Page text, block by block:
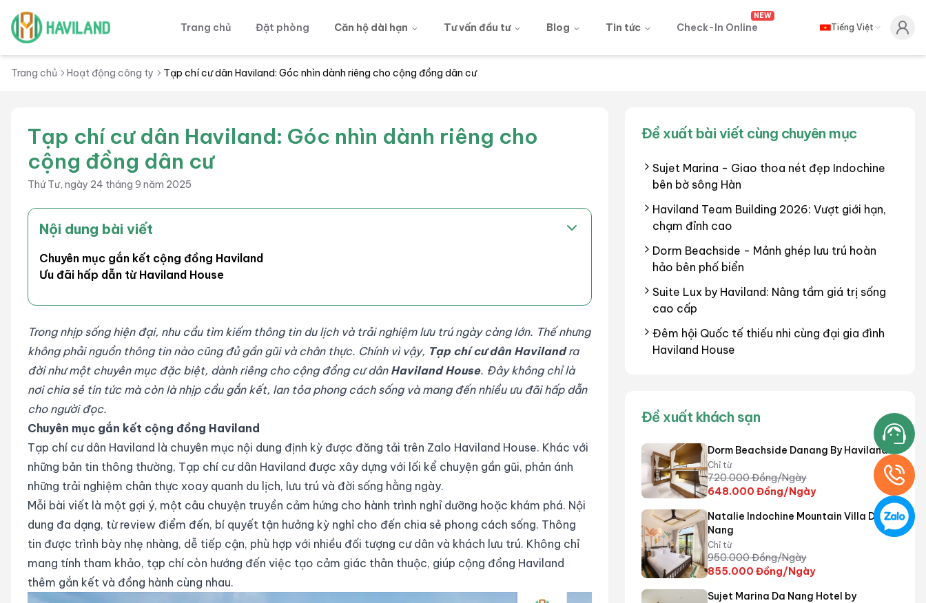
Haviland
Trang chủ Đặt phòng Căn hộ dài hạn Tư vấn đầu tư Blog Tin tức Check-In Online
NEW
Tiếng Việt
Trang chủ Hoạt động công ty Tạp chí cư dân Haviland: Góc nhìn dành riêng cho cộng đồng dân cư
Tạp chí cư dân Haviland: Góc nhìn dành riêng cho
cộng đồng dân cư
Thứ Tư, ngày 24 tháng 9 năm 2025
Nội dung bài viết
Chuyên mục gắn kết cộng đồng Haviland
Ưu đãi hấp dẫn từ Haviland House
Trong nhịp sống hiện đại, nhu cầu tìm kiếm thông tin du lịch và trải nghiệm lưu trú ngày càng lớn. Thế nhưng
không phải nguồn thông tin nào cũng đủ gần gũi và chân thực. Chính vì vậy, Tạp chí cư dân Havilandra
đời như một chuyên mục đặc biệt, dành riêng cho cộng đồng cư dân Haviland House. Đây không chỉ là
nơi chia sẻ tin tức mà còn là nhịp cầu gắn kết, lan tỏa phong cách sống và mang đến nhiều ưu đãi hấp dẫn
cho người đọc.
Chuyên mục gắn kết cộng đồng Haviland
Tạp chí cư dân Haviland là chuyên mục nội dung định kỳ được đăng tải trên Zalo Haviland House. Khác với
những bản tin thông thường, Tạp chí cư dân Haviland được xây dựng với lối kể chuyện gần gũi, phản ánh
những trải nghiệm chân thực xoay quanh du lịch, lưu trú và đời sống hằng ngày.
Mỗi bài viết là một gợi ý, một câu chuyện truyền cảm hứng cho hành trình nghỉ dưỡng hoặc khám phá. Nội
dung đa dạng, từ review điểm đến, bí quyết tận hưởng kỳ nghỉ cho đến chia sẻ phong cách sống. Thông
tin được trình bày nhẹ nhàng, dễ tiếp cận, phù hợp với nhiều đối tượng cư dân và khách lưu trú. Không chỉ
mang tính tham khảo, tạp chí còn hướng đến việc tạo cảm giác thân thuộc, giúp cộng đồng Haviland
thêm gắn kết và đồng hành cùng nhau.
Đề xuất bài viết cùng chuyên mục
Sujet Marina - Giao thoa nét đẹp Indochine
bên bờ sông Hàn
Haviland Team Building 2026: Vượt giới hạn,
chạm đỉnh cao
Dorm Beachside - Mảnh ghép lưu trú hoàn
hảo bên phố biển
Suite Lux by Haviland: Nâng tầm giá trị sống
cao cấp
Đêm hội Quốc tế thiếu nhi cùng đại gia đình
Haviland House
Đề xuất khách sạn
Dorm Beachside Danang By Haviland
Chỉ từ
720.000Đồng/Ngày
648.000 Đồng/Ngày
Natalie Indochine Mountain Villa Da
Nang
Chỉ từ
950.000Đồng/Ngày
855.000 Đồng/Ngày
Sujet Marina Da Nang Hotel by